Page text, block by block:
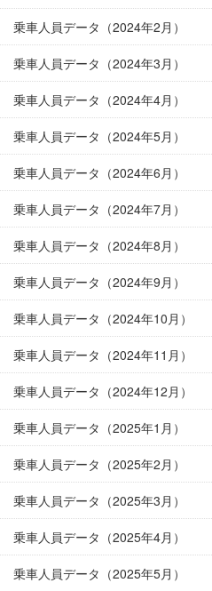
乗車人員データ（2024年2月）
乗車人員データ（2024年3月）
乗車人員データ（2024年4月）
乗車人員データ（2024年5月）
乗車人員データ（2024年6月）
乗車人員データ（2024年7月）
乗車人員データ（2024年8月）
乗車人員データ（2024年9月）
乗車人員データ（2024年10月）
乗車人員データ（2024年11月）
乗車人員データ（2024年12月）
乗車人員データ（2025年1月）
乗車人員データ（2025年2月）
乗車人員データ（2025年3月）
乗車人員データ（2025年4月）
乗車人員データ（2025年5月）